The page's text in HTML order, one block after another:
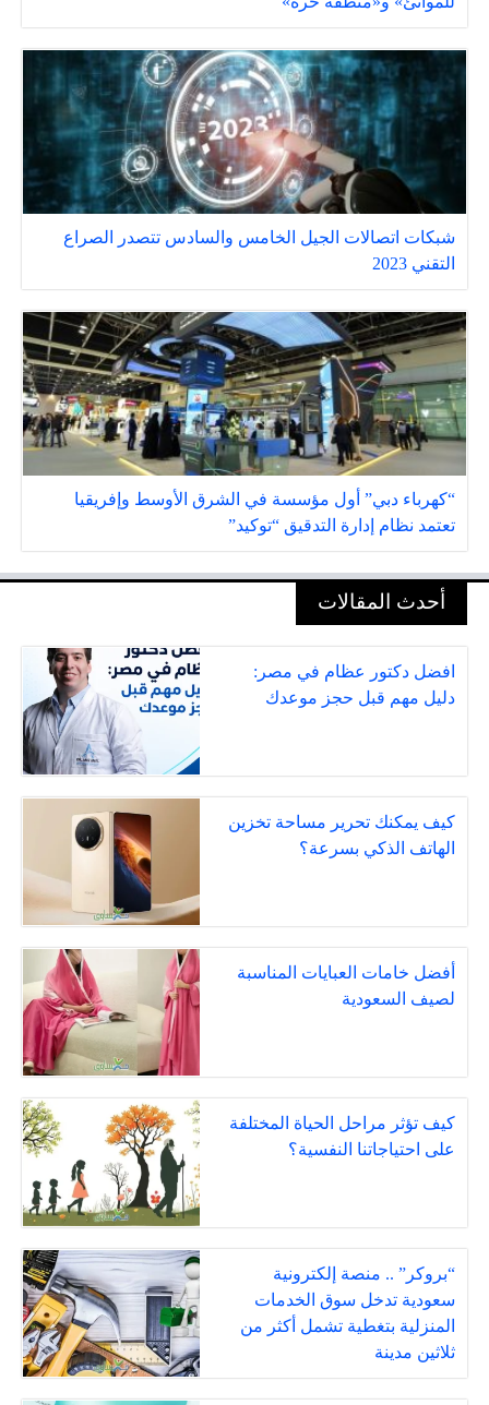
شبكات اتصالات الجيل الخامس والسادس تتصدر الصراع
التقني 2023
“كهرباء دبي” أول مؤسسة في الشرق الأوسط وإفريقيا
تعتمد نظام إدارة التدقيق “توكيد”
أحدث المقالات
افضل دكتور عظام في مصر:
دليل مهم قبل حجز موعدك
كيف يمكنك تحرير مساحة تخزين
الهاتف الذكي بسرعة؟
أفضل خامات العبايات المناسبة
لصيف السعودية
كيف تؤثر مراحل الحياة المختلفة
على احتياجاتنا النفسية؟
“بروكر” .. منصة إلكترونية
سعودية تدخل سوق الخدمات
المنزلية بتغطية تشمل أكثر من
ثلاثين مدينة